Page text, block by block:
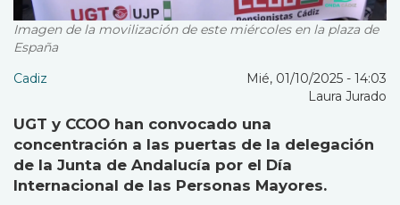
Imagen de la movilización de este miércoles en la plaza de
España
Cadiz
Mié, 01/10/2025 - 14:03
Laura Jurado
UGT y CCOO han convocado una
concentración a las puertas de la delegación
de la Junta de Andalucía por el Día
Internacional de las Personas Mayores.